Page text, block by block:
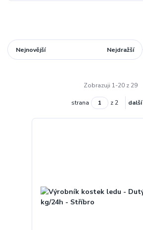
Nejnovější Nejdražší
Zobrazuji 1-20 z 29
strana z 2 další